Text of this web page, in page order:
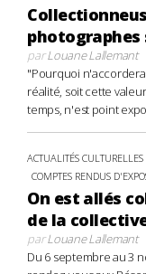
parLouane Lallemant
"Pourquoi
réalité, soit cette
temps, n'est point
ACTUALITÉS CULTURELLES
COMPTES RENDUS
On est allés
de la
parLouane Lallemant
Du 6 septembre au 3